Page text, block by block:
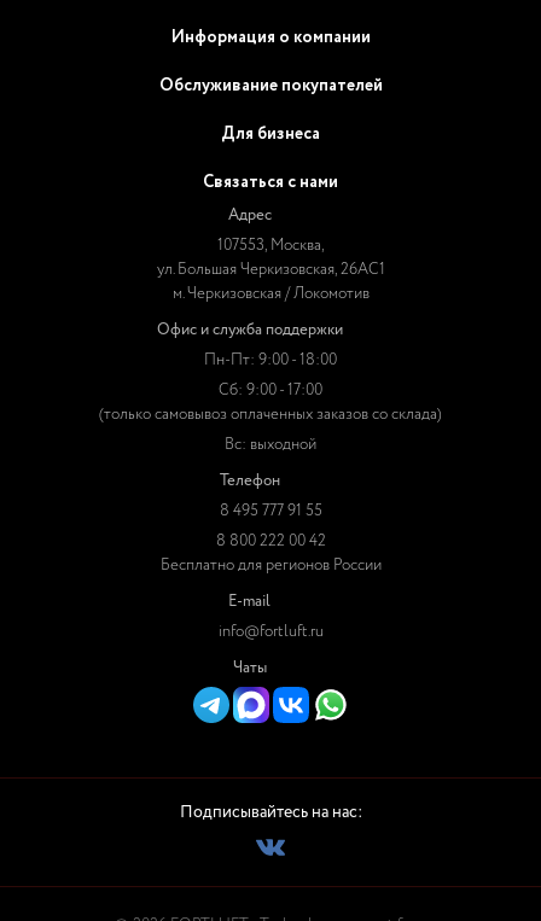
Информация о компании
Обслуживание покупателей
Для бизнеса
Связаться с нами
Адрес
107553, Москва,
ул. Большая Черкизовская, 26АС1
м. Черкизовская / Локомотив
Офис и служба поддержки
Пн-Пт: 9:00 - 18:00
Сб: 9:00 - 17:00
(только самовывоз оплаченных заказов со склада)
Вс: выходной
Телефон
8 495 777 91 55
8 800 222 00 42
Бесплатно для регионов России
E-mail
info@fortluft.ru
Чаты
Подписывайтесь на нас: